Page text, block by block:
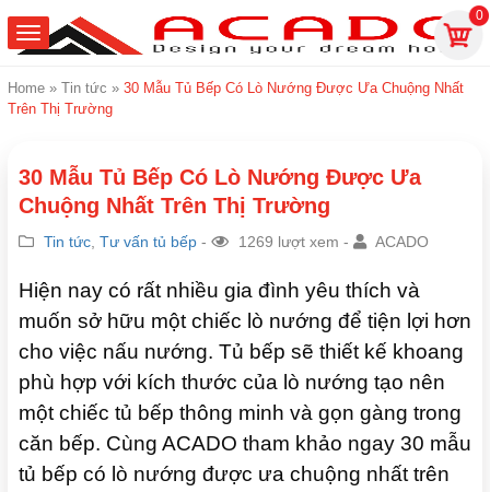
0
Home » Tin tức » 30 Mẫu Tủ Bếp Có Lò Nướng Được Ưa Chuộng Nhất
Trên Thị Trường
30 Mẫu Tủ Bếp Có Lò Nướng Được Ưa
Chuộng Nhất Trên Thị Trường
Tin tức Tư vấn tủ bếp - 1269 lượt xem - ACADO
Hiện nay có rất nhiều gia đình yêu thích và
muốn sở hữu một chiếc lò nướng để tiện lợi hơn
cho việc nấu nướng. Tủ bếp sẽ thiết kế khoang
phù hợp với kích thước của lò nướng tạo nên
một chiếc tủ bếp thông minh và gọn gàng trong
căn bếp. Cùng ACADO tham khảo ngay 30 mẫu
tủ bếp có lò nướng được ưa chuộng nhất trên